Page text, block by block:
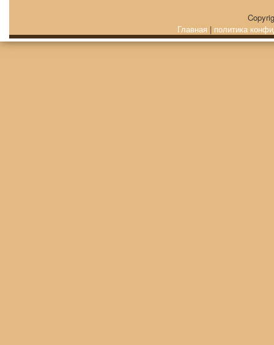
Главная | политика